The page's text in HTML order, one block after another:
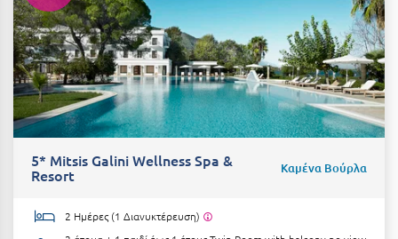
Κασσάνδρα
Καστοριά
Κατερίνη
Κέα - Τζιά
Κέρκυρα
Κεφαλονιά
5* Mitsis Galini Wellness Spa &
Resort Καμένα Βούρλα
2 Ημέρες (1 Διανυκτέρευση)